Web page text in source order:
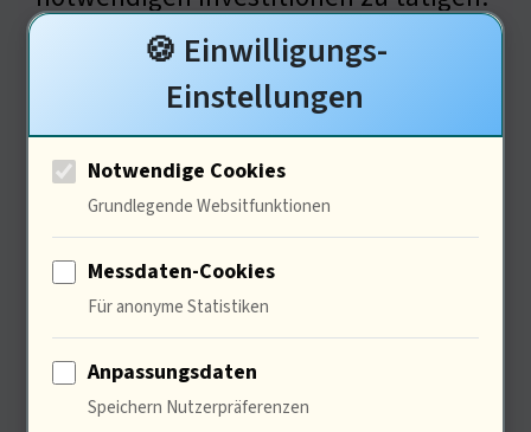
Wie können wir also sicherstellen, dass
Sicherheit eine Priorität bleibt?
Ich bin Sigmund Freud, Vater
der Psychoanalyse
🍪 Einwilligungs-
Einstellungen
Notwendige Cookies
Grundlegende Websitfunktionen
Messdaten-Cookies
Für anonyme Statistiken
Anpassungsdaten
Speichern Nutzerpräferenzen